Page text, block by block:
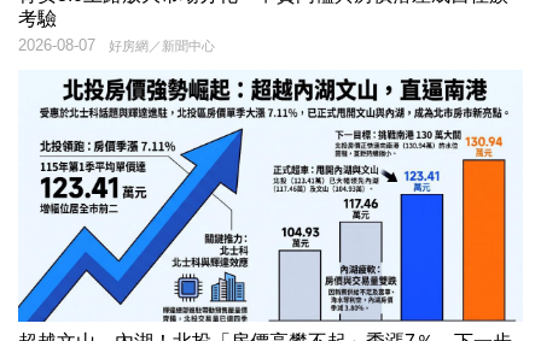
考驗
好房網／新聞中心
2026-08-07